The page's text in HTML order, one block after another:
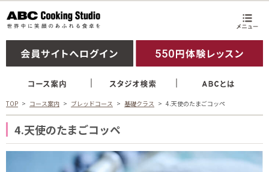
TOP コース案内 ブレッドコース 基礎クラス 4.天使のたまごコッペ
4.天使のたまごコッペ